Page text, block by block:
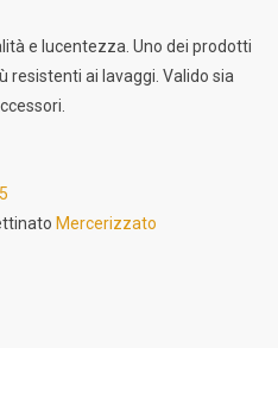
e lucentezza. Uno dei prodotti
resistenti ai lavaggi. Valido sia
Mercerizzato